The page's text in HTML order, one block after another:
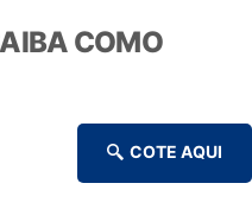
COMO
COTE AQUI